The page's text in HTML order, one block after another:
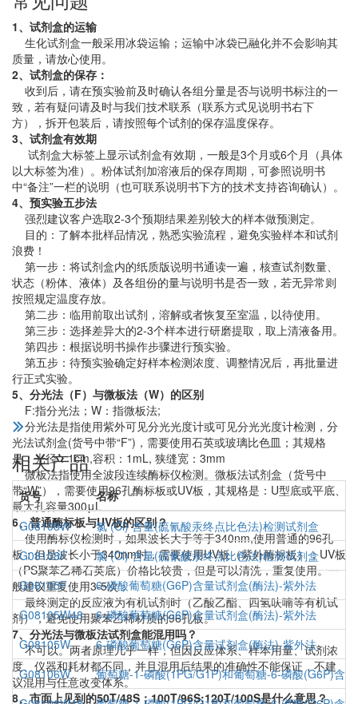
1、试剂盒的运输
生化试剂盒一般采用冰袋运输；运输中冰袋已融化并不会影响其
质量，请放心使用。
2、试剂盒的保存：
收到后，请在预实验前及时确认各组分量是否与说明书标注的一
致，若有疑问请及时与我们技术联系（联系方式见说明书右下
方），拆开包装后，请按照每个试剂的保存温度保存。
3、试剂盒有效期
试剂盒大标签上显示试剂盒有效期，一般是3个月或6个月（具体
以大标签为准）。粉体试剂加溶液后的保存周期，可参照说明书
中“备注”一栏的说明（也可联系说明书下方的技术支持咨询确认）。
4、预实验五步法
强烈建议客户选取2-3个预期结果差别较大的样本做预测定。
目的：了解本批样品情况，熟悉实验流程，避免实验样本和试剂
浪费！
第一步：将试剂盒内的纸质版说明书通读一遍，核查试剂数量、
状态（粉体、液体）及各组份的量与说明书是否一致，若无异常则
按照规定温度存放。
第二步：临用前取出试剂，溶解或者恢复至室温，以待使用。
第三步：选择差异大的2-3个样本进行研磨提取，取上清液备用。
第四步：根据说明书操作步骤进行预实验。
第五步：待预实验确定好样本检测浓度、调整情况后，再批量进
行正式实验。
5、分光法（F）与微板法（W）的区别
F:指分光法；W：指微板法;
分光法是指使用紫外可见分光光度计或可见分光光度计检测，分
光法试剂盒(货号中带“F”)，需要使用石英或玻璃比色皿；其规格
是：光径：1cm,容积：1mL, 狭缝宽：3mm
微板法指使用全波段连续酶标仪检测。微板法试剂盒（货号中
带“W”），需要使用96孔酶标板或UV板，其规格是：U型底或平底、
最大孔容量300μL
6、普通酶标板与UV板的区别？
使用酶标仪检测时，如果波长大于等于340nm,使用普通的96孔
板；但是波长小于340nm时，需要使用UV板（紫外酶标板）；UV板
（PS聚苯乙稀石英底）价格比较贵，但是可以清洗，重复使用。一
般建议重复使用3-5次；
最终测定的反应液为有机试剂时（乙酸乙酯、四氢呋喃等有机试
剂），避免使用聚苯乙稀材质的96孔板。
7、分光法与微板法试剂盒能混用吗？
不可以。两者原理几乎一样，但因反应体系、样本用量、试剂浓
度、仪器和耗材都不同，并且混用后结果的准确性不能保证，不建
议混用与任意改变体系。
8、市面上见到的50T/48S；100T/96S;120T/100S是什么意思？
相关产品
货号
名称
G08108W
氯 (Cl) 含量(硫氰酸汞终点比色法)检测试剂盒
G08108F
氯 (Cl) 含量(硫氰酸汞终点比色法)检测试剂盒
G08105F
6-磷酸葡萄糖(G6P)含量试剂盒(酶法)-紫外法
G08105W48
6-磷酸葡萄糖(G6P)含量试剂盒(酶法)-紫外法
G08105W
6-磷酸葡萄糖(G6P)含量试剂盒(酶法)-紫外法
G08106W
葡萄糖-1-磷酸(1PG/G1P)和葡萄糖-6-磷酸(G6P)含